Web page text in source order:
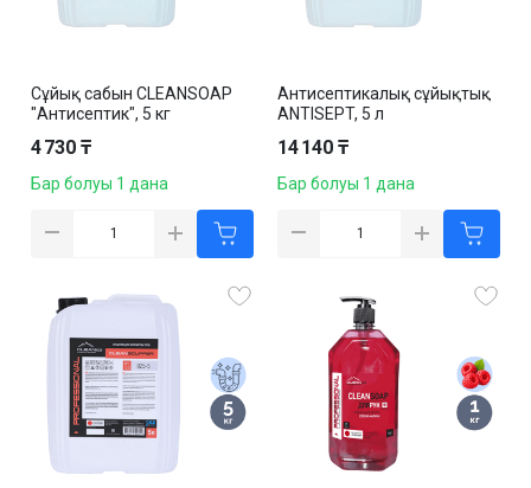
Сұйық сабын CLEANSOAP
"Антисептик", 5 кг
4 730 ₸
Бар болуы 1 дана
Антисептикалық сұйықтық
ANTISEPT, 5 л
14 140 ₸
Бар болуы 1 дана